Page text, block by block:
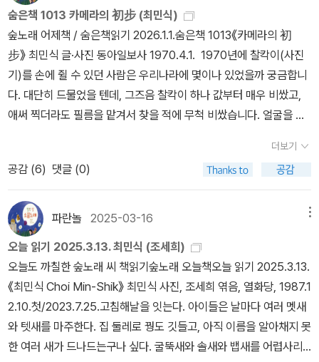
습니다. (118쪽) 너덧 해쯤 앞서 내로라하는 사진가·사진비평가 들이
모인 자리에 간 적이 있습니다. 그 자리에서 이분들은 ‘청소년이 읽을
사진책을 여태 아무도 안 썼다’는 이야기를 하더군요. 다만, 그 자리에
있던 사람들 가운데 어느 누구도 ‘청소년 사진책을 스스로 쓸 생각’을
안 하더군요. 이분들 이야기를 한참 듣다가 “그러면 이런 자리에서
투덜거리지 말고 좀 스스로 써 보세요. 여러 사람이 여러 가지 책을 쓰
니다. 아무도 말을 더 안 합니다. 이러다가 딴 얘기로 돌리더군요.
《뭘 그렇게 찍으세요》(강무지, 우리교육, 2006)는 사진님 최민식 님
이 걸어온 자취를 돌아보는 이야기책입니다. 글쓴이는 사진을 그리
모르는 분으로 느낍니다만, ‘최민식’이라는 이름을 듣고 이분을 여러
걸음으로 만나서 같이 다니고 말을 섞은 뒤에 ‘취재를 바탕으로 쓴 동
화’ 얼거리로 이야기를 풀어냅니다. 이 만한 동화나 위인전도 나쁘지
는 않구나 싶습니다. 그러나 사진이란 무엇인가를 조금 더 깊이 헤아
리거나 살피고서 이 이야기를 쓰거나 가다듬었으면 한결 나았으리라
느껴요. ‘최민식 목소리’하고 ‘최민식 발자취’는 담아내려고 몹시 애쓴
티가 나지만, ‘사진 목소리’하고 ‘사진 발자취’는 거의 못 건드렸거든
요. 왜 이렇게 사진을 찍는지, 이렇게 찍은 사진은 이 삶터에 어떻게
숨은책 1013 카메라의 初步 (최민식)
숲노래 어제책 / 숨은책읽기 2026.1.1.숨은책 1013《카메라의 初
步》 최민식 글·사진 동아일보사 1970.4.1. 1970년에 찰칵이(사진
기)를 손에 쥘 수 있던 사람은 우리나라에 몇이나 있었을까 궁금합니
다. 대단히 드물었을 텐데, 그즈음 찰칵이 하나 값부터 매우 비쌌고,
애써 찍더라도 필름을 맡겨서 찾을 적에 무척 비쌌습니다. 얼굴을 담
굴빛꽃 하나조차 목돈을 들여야 얻었습니다. 《여성동아》 31호(1970
년 5월호)에 덤(별책부록)으로 나온 《카메라의 初步》는 최민식 님
이 글을 씁니다. 이 꾸러미에 담은 빛꽃은 되도록 최민식 님이 스스로
찍은 듯싶으나, 엮음새나 줄거리나 속그림은 다 일본책에서 따왔다고
느낍니다. 책끝을 보면 “본지와 함께·값 300원”이라 적힙니다. 197
0년으로 보자면 달책(잡지) 한 자락 값조차 만만하지 않습니다. 그래
도 그무렵에 이런 달책을 거리끼지 않고 장만할 뿐 아니라, 찰칵이도
대수롭지 않게 장만한 살림집도 적잖이 있은 듯싶습니다. 최민식 님
은 ‘이웃나라 일본 어머니’가 딸을 짝맺으며 무엇을 하는지 머리말에
옮기기도 하는데, 일본은 우리보다 찰칵이가 널리 퍼졌다고 하더라
도, 두 나라에서 가난살림인 사람한테는 엄두조차 못 내던 일입니다.
더보기
공감 (6) 댓글 (0)
파란놀 2025-03-16
오늘 읽기 2025.3.13. 최민식 (조세희)
오늘도 까칠한 숲노래 씨 책읽기숲노래 오늘책오늘 읽기 2025.3.13.
《최민식 Choi Min-Shik》 최민식 사진, 조세희 엮음, 열화당, 1987.1
2.10.첫/2023.7.25.고침해날을 잇는다. 아이들은 날마다 여러 멧새
와 텟새를 마주한다. 집 둘레로 꿩도 깃들고, 아직 이름을 알아채지 못
한 여러 새가 드나드는구나 싶다. 굴뚝새와 솔새와 뱁새를 어렵사리